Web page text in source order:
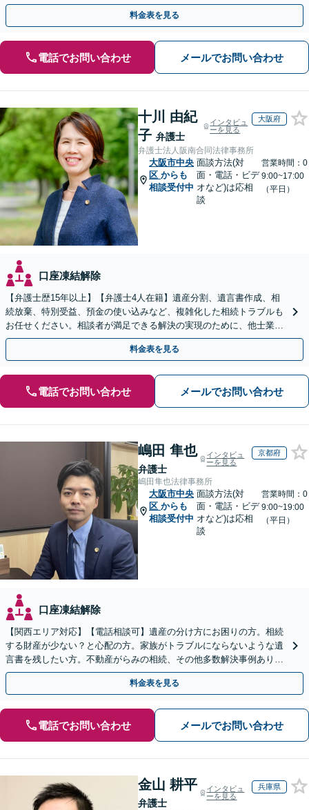
料金表を見る
電話でお問い合わせ メールでお問い合わせ
十川 由紀
子 弁護士
インタビュ
ーを見る
大阪府
弁護士法人阪南合同法律事務所
大阪市中央
区 からも
相談受付中
面談方法(対
面・電話・ビデ
オなど)は応相
談
営業時間：0
9:00~17:00
（平日）
口座凍結解除
【弁護士歴15年以上】【弁護士4人在籍】遺産分割、遺言書作成、相
続放棄、特別受益、預金の使い込みなど、複雑化した相続トラブルも
お任せください。相談者が満足できる解決の実現のために、他士業と
連携し最善を尽くします【完全個室】
料金表を見る
電話でお問い合わせ メールでお問い合わせ
嶋田 隼也
弁護士
インタビュ
ーを見る
京都府
嶋田隼也法律事務所
大阪市中央
区 からも
相談受付中
面談方法(対
面・電話・ビデ
オなど)は応相
談
営業時間：0
9:00~19:00
（平日）
口座凍結解除
【関西エリア対応】【電話相談可】遺産の分け方にお困りの方。相続
する財産が少ない？と心配の方。家族がトラブルにならないような遺
言書を残したい方。不動産がらみの相続、その他多数解決事例あり。
親身に対応します【夜間・休日面談】【初回相談無料】
料金表を見る
電話でお問い合わせ メールでお問い合わせ
金山 耕平
弁護士
インタビュ
ーを見る
兵庫県